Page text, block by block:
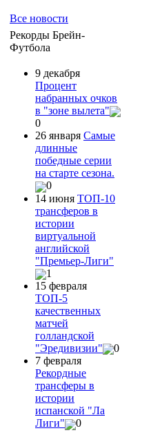
Все новости
Рекорды Брейн-
Футбола
9 декабря
Процент
набранных очков
в "зоне вылета"
0
26 января Самые
длинные
победные серии
на старте сезона.
0
14 июня ТОП-10
трансферов в
истории
виртуальной
английской
"Премьер-Лиги"
1
15 февраля
ТОП-5
качественных
матчей
голландской
"Эредивизии"
0
7 февраля
Рекордные
трансферы в
истории
испанской "Ла
Лиги"
0